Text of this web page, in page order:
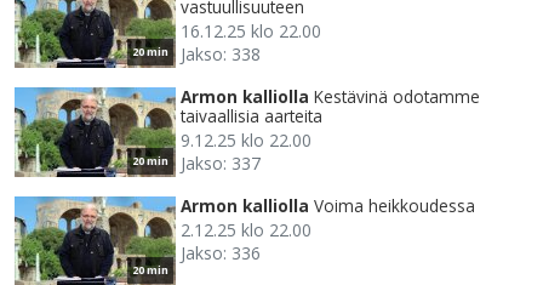
20 min
vastuullisuuteen
16.12.25 klo 22.00
Jakso: 338
20 min
Armon kalliolla Kestävinä odotamme
taivaallisia aarteita
9.12.25 klo 22.00
Jakso: 337
20 min
Armon kalliolla Voima heikkoudessa
2.12.25 klo 22.00
Jakso: 336